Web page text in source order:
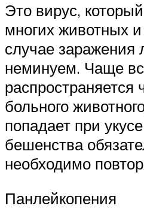
Это вирус,
многих животных
случае заражения
неминуем. Чаще
распространяется
больного
попадает при
бешенства
необходимо
Панлейкопения